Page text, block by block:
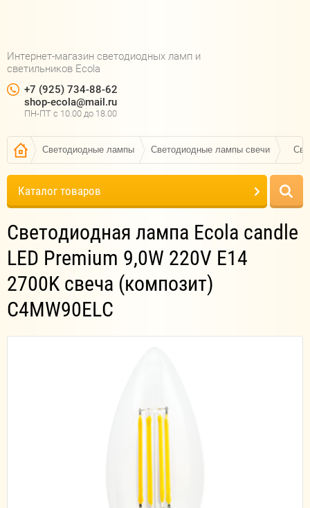
Интернет-магазин светодиодных ламп и
светильников Ecola
+7 (925) 734-88-62
shop-ecola@mail.ru
ПН-ПТ c 10.00 до 18.00
Светодиодные лампы Светодиодные лампы свечи
Каталог товаров
Светодиодная лампа Ecola candle
LED Premium 9,0W 220V E14
2700K свеча (композит)
C4MW90ELC